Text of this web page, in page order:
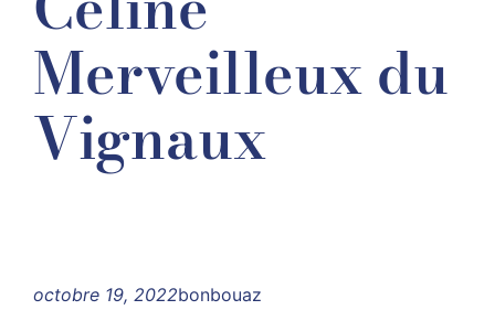
Merveilleux du
Vignaux
octobre 19, 2022bonbouaz